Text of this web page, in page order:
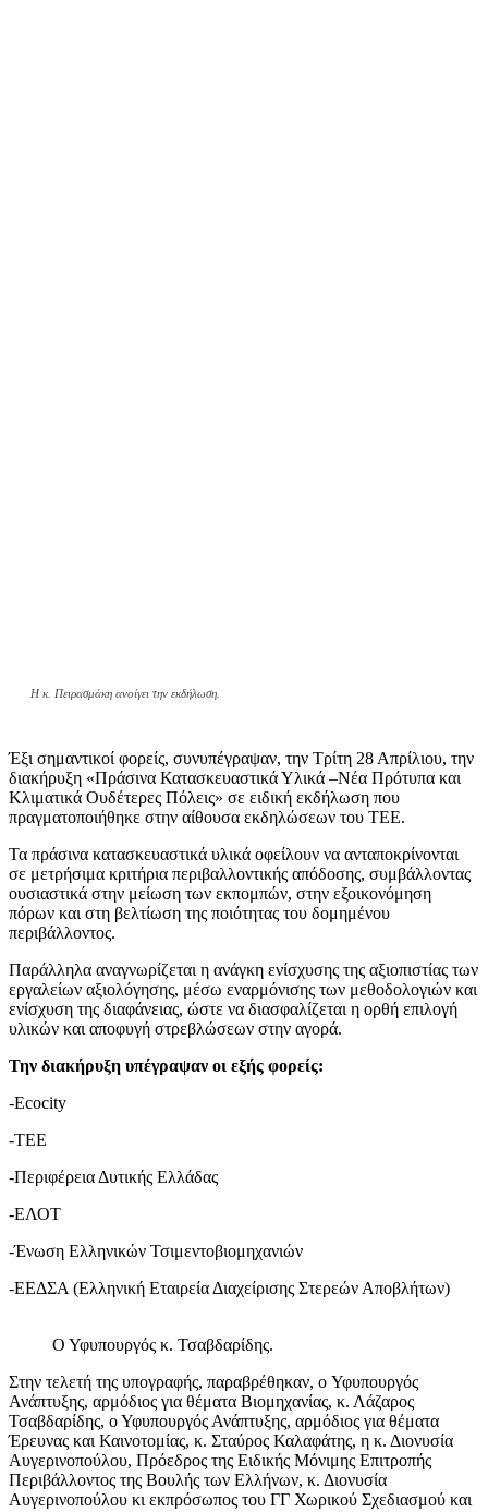
Η κ. Πειρασμάκη ανοίγει την εκδήλωση.
Έξι σημαντικοί φορείς, συνυπέγραψαν, την Τρίτη 28 Απρίλιου, την
διακήρυξη «Πράσινα Κατασκευαστικά Υλικά –Νέα Πρότυπα και
Κλιματικά Ουδέτερες Πόλεις» σε ειδική εκδήλωση που
πραγματοποιήθηκε στην αίθουσα εκδηλώσεων του ΤΕΕ.
Τα πράσινα κατασκευαστικά υλικά οφείλουν να ανταποκρίνονται
σε μετρήσιμα κριτήρια περιβαλλοντικής απόδοσης, συμβάλλοντας
ουσιαστικά στην μείωση των εκπομπών, στην εξοικονόμηση
πόρων και στη βελτίωση της ποιότητας του δομημένου
περιβάλλοντος.
Παράλληλα αναγνωρίζεται η ανάγκη ενίσχυσης της αξιοπιστίας των
εργαλείων αξιολόγησης, μέσω εναρμόνισης των μεθοδολογιών και
ενίσχυση της διαφάνειας, ώστε να διασφαλίζεται η ορθή επιλογή
υλικών και αποφυγή στρεβλώσεων στην αγορά.
Την διακήρυξη υπέγραψαν οι εξής φορείς:
-Ecocity
-TEE
-Περιφέρεια Δυτικής Ελλάδας
-ΕΛΟΤ
-Ένωση Ελληνικών Τσιμεντοβιομηχανιών
-ΕΕΔΣΑ (Ελληνική Εταιρεία Διαχείρισης Στερεών Αποβλήτων)
Ο Υφυπουργός κ. Τσαβδαρίδης.
Στην τελετή της υπογραφής, παραβρέθηκαν, o Υφυπουργός
Ανάπτυξης, αρμόδιος για θέματα Βιομηχανίας, κ. Λάζαρος
Τσαβδαρίδης, ο Υφυπουργός Ανάπτυξης, αρμόδιος για θέματα
Έρευνας και Καινοτομίας, κ. Σταύρος Καλαφάτης, η κ. Διονυσία
Αυγερινοπούλου, Πρόεδρος της Ειδικής Μόνιμης Επιτροπής
Περιβάλλοντος της Βουλής των Ελλήνων, κ. Διονυσία
Αυγερινοπούλου κι εκπρόσωπος του ΓΓ Χωρικού Σχεδιασμού και